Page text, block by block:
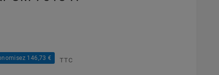
146,73 € TTC